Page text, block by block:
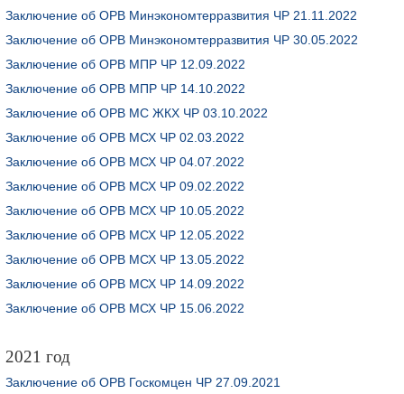
Заключение об ОРВ Минэкономтерразвития ЧР 21.11.2022
Заключение об ОРВ Минэкономтерразвития ЧР 30.05.2022
Заключение об ОРВ МПР ЧР 12.09.2022
Заключение об ОРВ МПР ЧР 14.10.2022
Заключение об ОРВ МС ЖКХ ЧР 03.10.2022
Заключение об ОРВ МСХ ЧР 02.03.2022
Заключение об ОРВ МСХ ЧР 04.07.2022
Заключение об ОРВ МСХ ЧР 09.02.2022
Заключение об ОРВ МСХ ЧР 10.05.2022
Заключение об ОРВ МСХ ЧР 12.05.2022
Заключение об ОРВ МСХ ЧР 13.05.2022
Заключение об ОРВ МСХ ЧР 14.09.2022
Заключение об ОРВ МСХ ЧР 15.06.2022
2021 год
Заключение об ОРВ Госкомцен ЧР 27.09.2021